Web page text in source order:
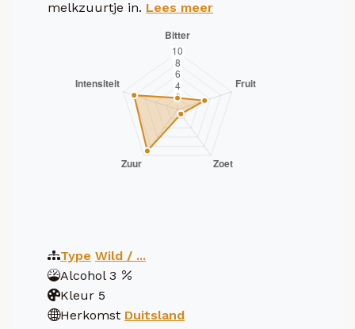
melkzuurtje in. Lees meer
Type Wild / ...
Alcohol 3
Kleur 5
Herkomst Duitsland